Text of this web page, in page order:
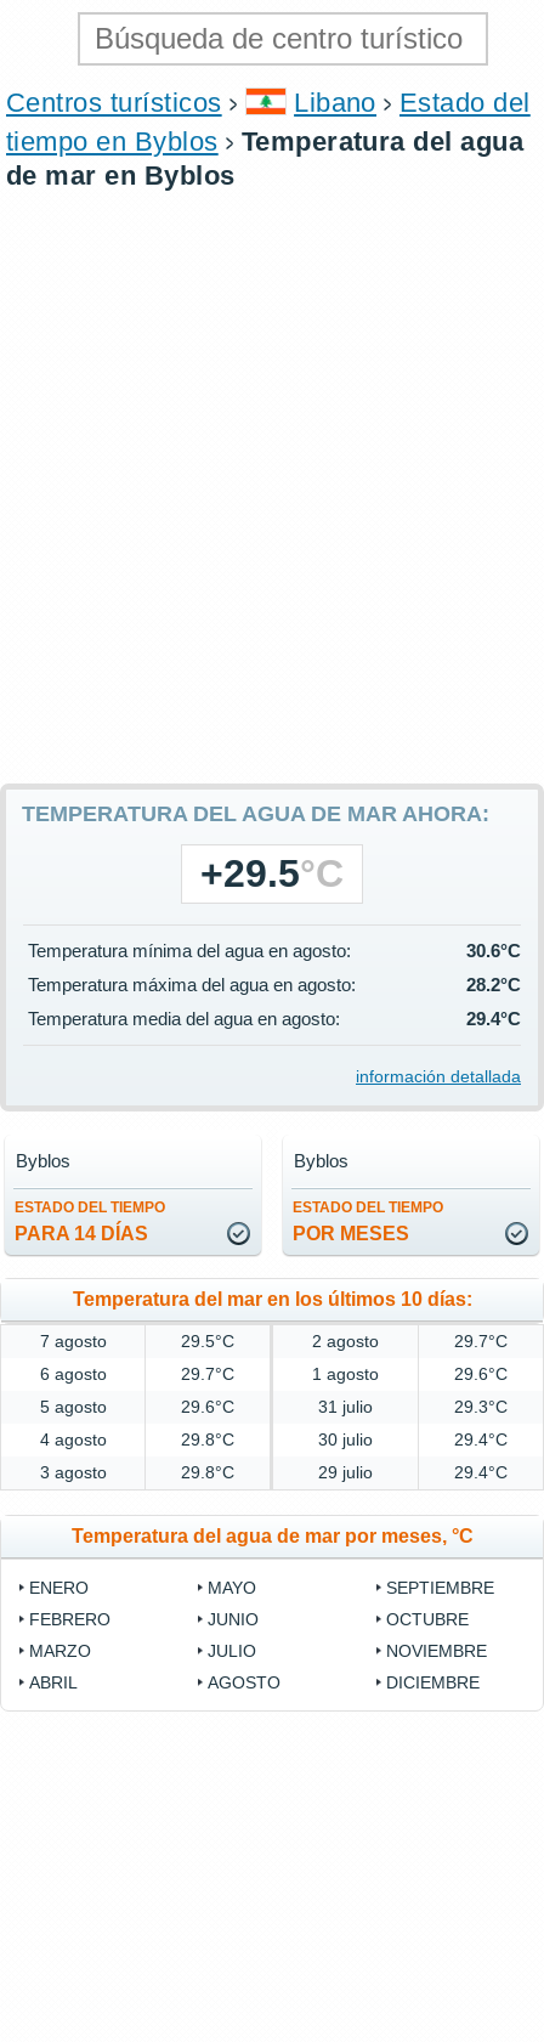
Centros turísticos Libano
Estado del
tiempo en Byblos
Temperatura del agua
de mar en Byblos
TEMPERATURA DEL AGUA DE MAR AHORA:
+29.5°C
Temperatura mínima del agua en agosto:
30.6°C
Temperatura máxima del agua en agosto:
28.2°C
Temperatura media del agua en agosto:
29.4°C
información detallada
ESTADO DEL TIEMPO
PARA 14 DÍAS
Byblos
ESTADO DEL TIEMPO
POR MESES
Byblos
Temperatura del mar en los últimos 10 días:
7 agosto 29.5°C 2 agosto
29.7°C
6 agosto
29.7°C 1 agosto
29.6°C
5 agosto
29.6°C 31 julio
29.3°C
4 agosto
29.8°C 30 julio
29.4°C
3 agosto
29.8°C 29 julio 29.4°C
Temperatura del agua de mar por meses, °C
ENERO
FEBRERO
MARZO
ABRIL
MAYO
JUNIO
JULIO
AGOSTO
SEPTIEMBRE
OCTUBRE
NOVIEMBRE
DICIEMBRE